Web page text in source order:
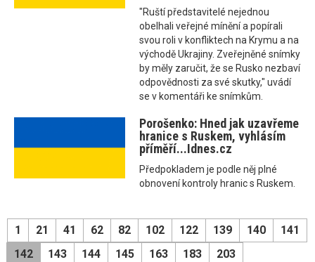
"Ruští představitelé nejednou
obelhali veřejné mínění a popírali
svou roli v konfliktech na Krymu a na
východě Ukrajiny. Zveřejněné snímky
by měly zaručit, že se Rusko nezbaví
odpovědnosti za své skutky," uvádí
se v komentáři ke snímkům.
Porošenko: Hned jak uzavřeme
hranice s Ruskem, vyhlásím
příměří...Idnes.cz
Předpokladem je podle něj plné
obnovení kontroly hranic s Ruskem.
1 21 41 62 82 102 122 139 140
141
142
143 144 145 163 183 203